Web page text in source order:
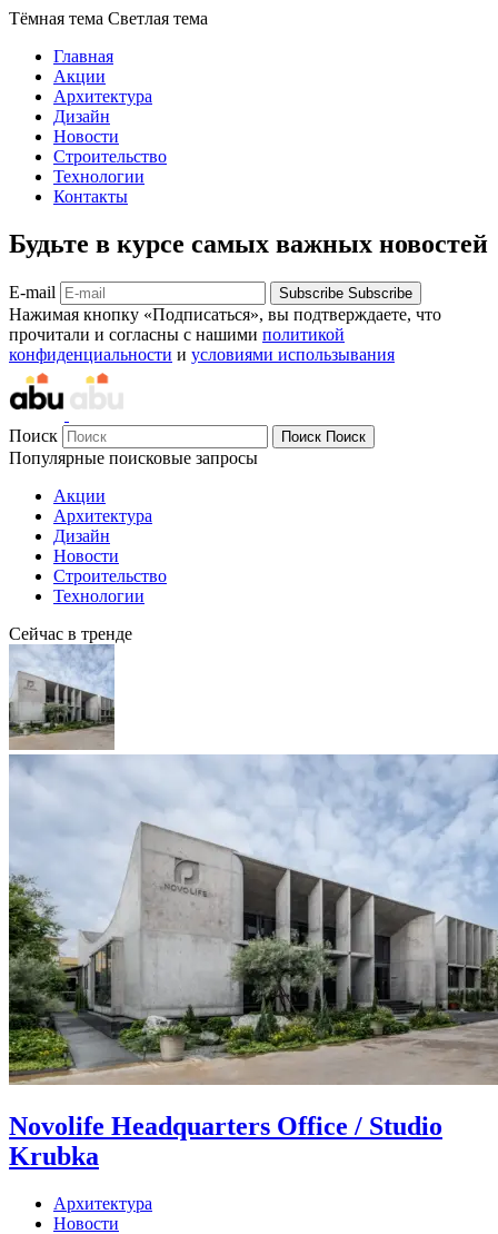
Тёмная тема Светлая тема
Главная
Акции
Архитектура
Дизайн
Новости
Строительство
Технологии
Контакты
Будьте в курсе самых важных новостей
E-mail Subscribe Subscribe
Нажимая кнопку «Подписаться», вы подтверждаете, что
прочитали и согласны с нашими политикой
конфиденциальности и условиями использывания
Поиск Поиск Поиск
Популярные поисковые запросы
Акции
Архитектура
Дизайн
Новости
Строительство
Технологии
Сейчас в тренде
Novolife Headquarters Office / Studio
Krubka
Архитектура
Новости